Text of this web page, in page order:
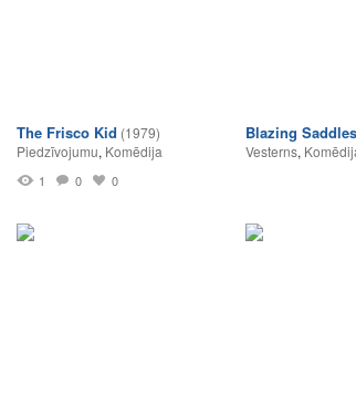
The Frisco Kid (1979)
Piedzīvojumu, Komēdija
1 0 0
Blazing Saddles
Vesterns,